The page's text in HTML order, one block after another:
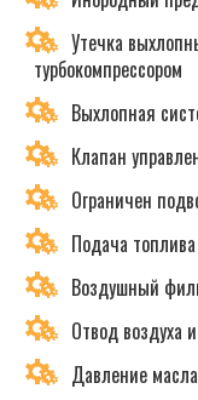
Утечка
турбокомпрессором
Выхлопная
Клапан
Ограничен
Подача
Воздушный
Отвод воздуха
Давление